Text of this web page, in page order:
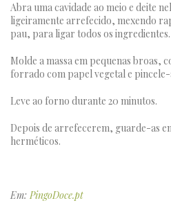
Abra uma cavidade ao meio e deite
ligeiramente arrefecido, mexendo
pau, para ligar todos os ingredientes.
Molde a massa em pequenas broas,
forrado com papel vegetal e
Leve ao forno durante 20 minutos.
Depois de arrefecerem, guarde-as
herméticos.
Em: PingoDoce.pt